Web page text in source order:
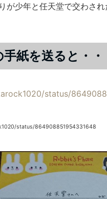
が少年と任天堂で交わされ
紙を送ると・・
status/
status/864908851954331648